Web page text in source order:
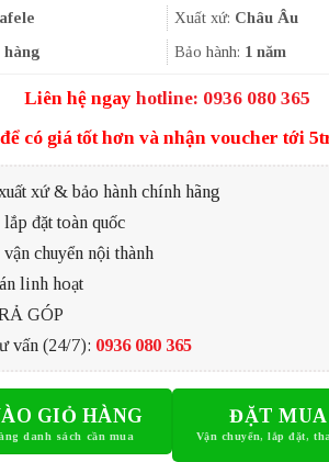
3.280.000₫.là:
Xuất xứ: Châu Âu
hàng
Bảo hành: 1 năm
Liên hệ ngay hotline: 0936 080 365
để có giá tốt hơn và nhận voucher tới
xứ & bảo hành chính hãng
đặt toàn quốc
chuyển nội thành
linh hoạt
GÓP
vấn (24/7): 0936 080 365
GIỎ HÀNG ĐẶT MUA